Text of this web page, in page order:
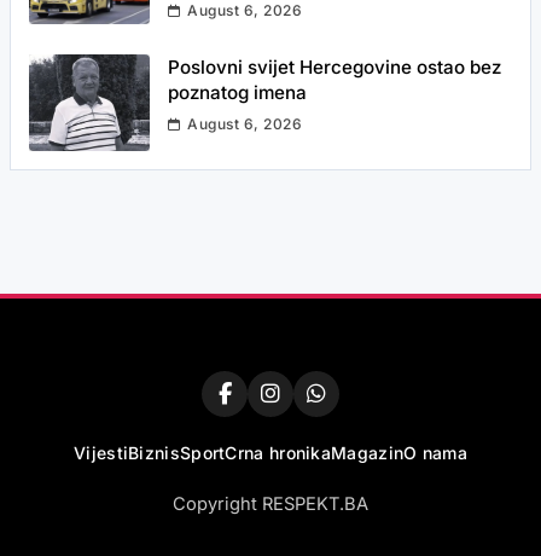
August 6, 2026
Poslovni svijet Hercegovine ostao bez
poznatog imena
August 6, 2026
VijestiBiznisSportCrna hronikaMagazinO nama
Copyright RESPEKT.BA